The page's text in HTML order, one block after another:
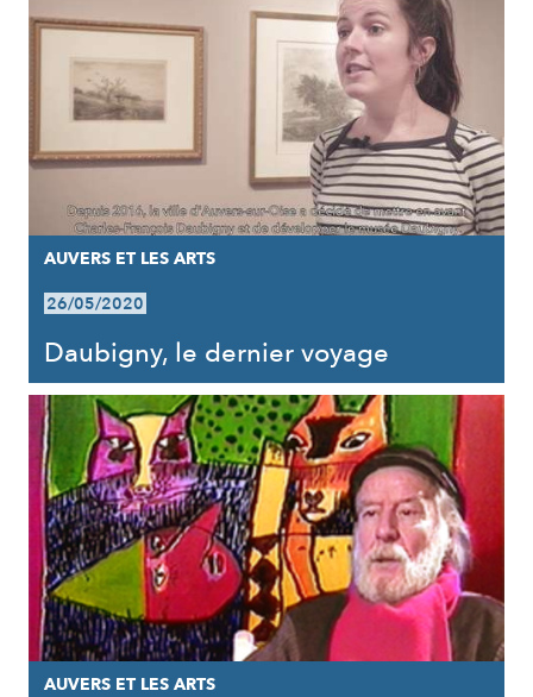
AUVERS ET LES ARTS
26/05/2020
Daubigny, le dernier voyage
AUVERS ET LES ARTS